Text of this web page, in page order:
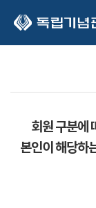
회원 구분에
본인이 해당하